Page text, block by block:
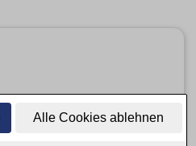
Alle Cookies ablehnen